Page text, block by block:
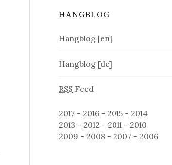
HANGBLOG
Hangblog [en]
Hangblog [de]
RSS Feed
2017 - 2016 - 2015 - 2014
2013 - 2012 - 2011 - 2010
2009 - 2008 - 2007 - 2006